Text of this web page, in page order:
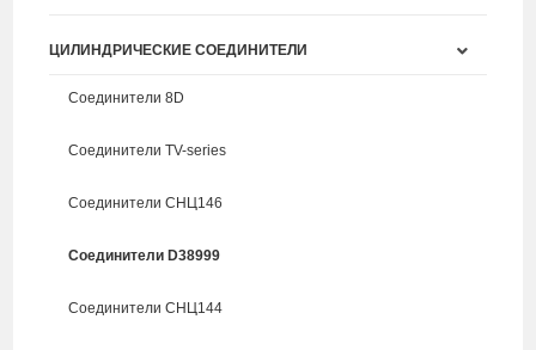
ЦИЛИНДРИЧЕСКИЕ СОЕДИНИТЕЛИ
Соединители 8D
Соединители TV-series
Соединители СНЦ146
Соединители D38999
Соединители СНЦ144